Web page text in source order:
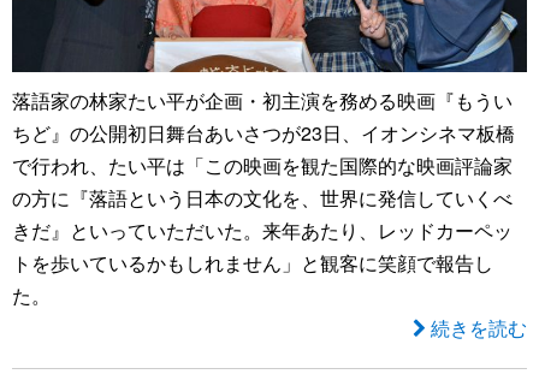
落語家の林家たい平が企画・初主演を務める映画『もうい
ちど』の公開初日舞台あいさつが23日、イオンシネマ板橋
で行われ、たい平は「この映画を観た国際的な映画評論家
の方に『落語という日本の文化を、世界に発信していくべ
きだ』といっていただいた。来年あたり、レッドカーペッ
トを歩いているかもしれません」と観客に笑顔で報告し
た。
続きを読む